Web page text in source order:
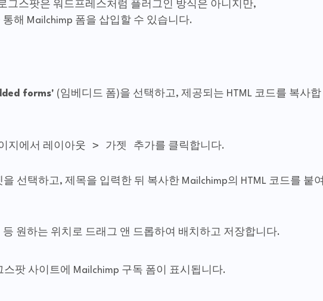
그스팟은 워드프레스처럼 플러그인 방식은 아니지만,
해 Mailchimp 폼을 삽입할 수 있습니다.
forms' (임베디드 폼)을 선택하고, 제공되는 HTML 코드를 복사합
지에서 레이아웃 > 가젯 추가를 클릭합니다.
선택하고, 제목을 입력한 뒤 복사한 Mailchimp의 HTML 코드를 붙여
원하는 위치로 드래그 앤 드롭하여 배치하고 저장합니다.
스팟 사이트에 Mailchimp 구독 폼이 표시됩니다.